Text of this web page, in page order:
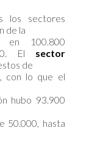
los sectores
de la
en 100.800
El sector
de
con lo que el
hubo 93.900
50.000, hasta